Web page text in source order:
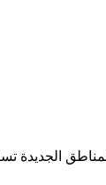
الجديدة